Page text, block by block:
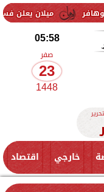
ميلان يعلن فسخ عقد
05:58
صفر
23
1448
خارجي اقتصاد